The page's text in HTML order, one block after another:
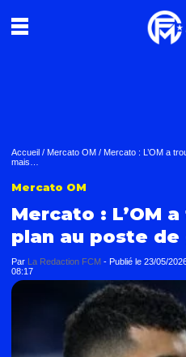
Accueil / Mercato OM / Mercato : L’OM a
mais…
Mercato OM
Mercato : L’OM
plan au poste
Par La Redaction FCM - Publié le 23/05/
08:17